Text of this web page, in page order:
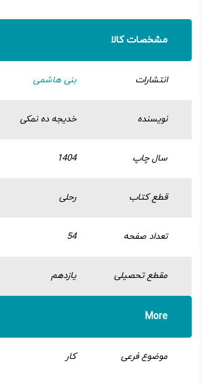
مشخصات کالا
انتشارات بنی هاشمی
نویسنده خدیجه ده نمکی
سال چاپ 1404
قطع کتاب رحلی
تعداد صفحه 54
مقطع تحصیلی یازدهم
More
موضوع فرعی کار